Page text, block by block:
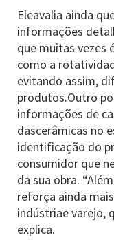
Eleavalia ainda
informações
que muitas vezes
como a
evitando assim,
produtos.Outro
informações de
dascerâmicas no
identificação do
consumidor que
da sua obra.
reforça ainda
indústriae varejo,
explica.